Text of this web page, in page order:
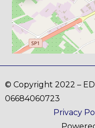
© Copyright 2022 –
06684060723
Privacy